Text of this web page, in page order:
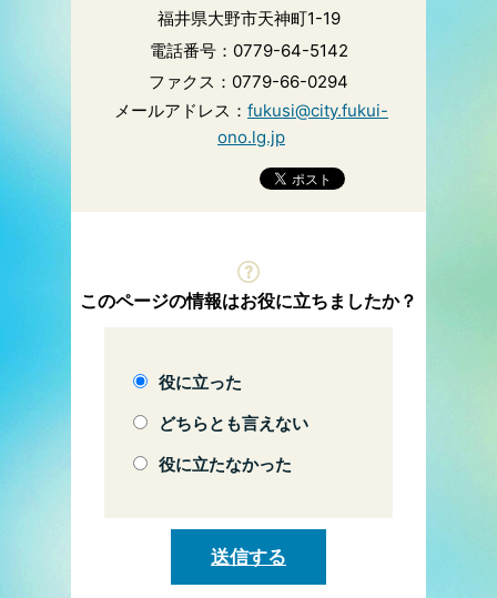
福井県大野市天神町1-19
電話番号：0779-64-5142
ファクス：0779-66-0294
メールアドレス： fukusi@city.fukui-
ono.lg.jp
このページの情報はお役に立ちましたか？
役に立った
どちらとも言えない
役に立たなかった